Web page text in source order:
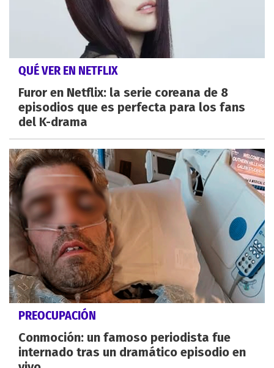
QUÉ VER EN NETFLIX
Furor en Netflix: la serie coreana de 8
episodios que es perfecta para los fans
del K-drama
PREOCUPACIÓN
Conmoción: un famoso periodista fue
internado tras un dramático episodio en